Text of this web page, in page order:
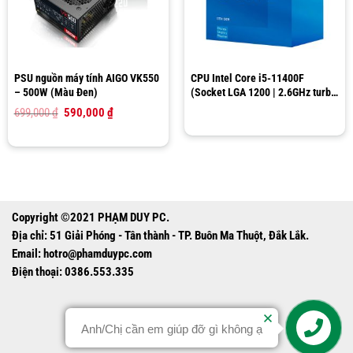
PSU nguồn máy tính AIGO VK550
– 500W (Màu Đen)
699,000₫ Giá
699,000 ₫.
590,000 ₫Giá
hiện
là:
CPU Intel Core i5-11400F
(Socket LGA 1200 | 2.6GHz turbo
Copyright ©2021 PHẠM DUY PC.
Địa chỉ: 51 Giải Phóng - Tân thành - TP. Buôn Ma Thuột, Đắk Lắk.
Email: hotro@phamduypc.com
Điện thoại: 0386.553.335
Contact
Anh/Chị cần em giúp đỡ gì không ạ